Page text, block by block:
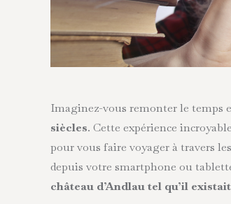
Imaginez-vous remonter le temps
siècles. Cette expérience
pour vous faire voyager à travers
depuis votre smartphone ou
château d’Andlau tel qu’il